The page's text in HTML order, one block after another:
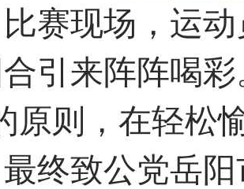
现场，运动
引来阵阵喝
原则，在轻松
终致公党岳